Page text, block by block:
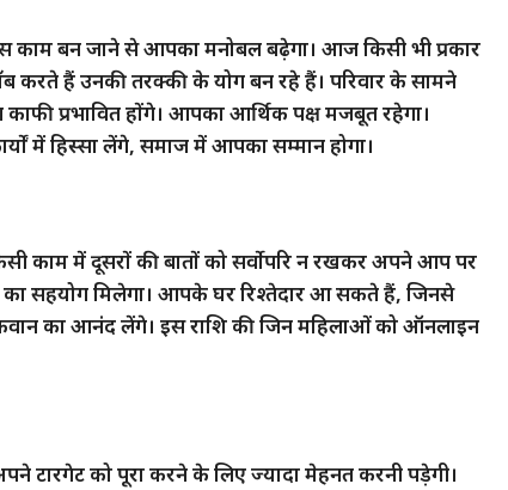
बन जाने से आपका मनोबल बढ़ेगा। आज किसी भी प्रकार
करते हैं उनकी तरक्की के योग बन रहे हैं। परिवार के सामने
प्रभावित होंगे। आपका आर्थिक पक्ष मजबूत रहेगा।
में हिस्सा लेंगे, समाज में आपका सम्मान होगा।
काम में दूसरों की बातों को सर्वोपरि न रखकर अपने आप पर
का सहयोग मिलेगा। आपके घर रिश्तेदार आ सकते हैं, जिनसे
का आनंद लेंगे। इस राशि की जिन महिलाओं को ऑनलाइन
को पूरा करने के लिए ज्यादा मेहनत करनी पड़ेगी।